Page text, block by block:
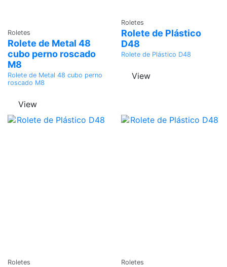
Roletes
Rolete de Metal 48
cubo perno roscado
M8
Rolete de Metal 48 cubo perno
roscado M8
View
Roletes
Rolete de Plástico
D48
Rolete de Plástico D48
View
Roletes Roletes